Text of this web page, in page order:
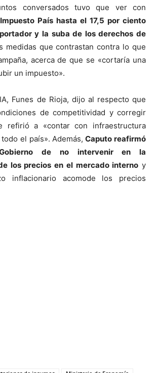
conversados tuvo que ver con
País hasta el 17,5 por ciento
y la suba de los derechos de
medidas que contrastan contra lo que
acerca de que se «cortaría una
un impuesto».
Funes de Rioja, dijo al respecto que
de competitividad y corregir
refirió a «contar con infraestructura
el país». Además, Caputo reafirmó
de no intervenir en la
los precios en el mercado interno y
inflacionario acomode los precios